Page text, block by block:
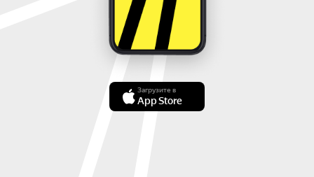
Загрузите в
App Store